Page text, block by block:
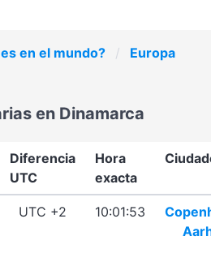
en el mundo?
Europa
en Dinamarca
Diferencia
UTC
Hora
exacta
UTC +2 10:01:53